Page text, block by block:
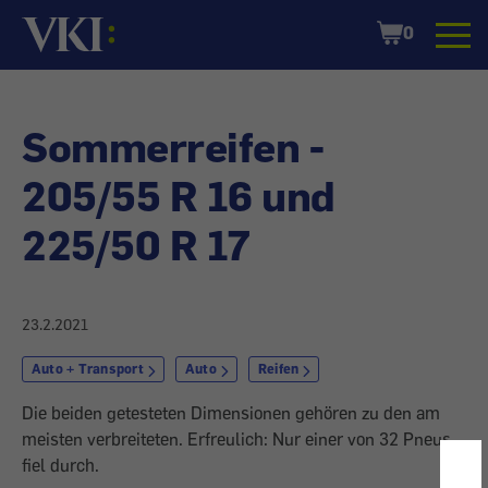
Startseite
Shopping
Cart
0
Sommerreifen -
205/55 R 16 und
225/50 R 17
23.2.2021
Auto + Transport Auto Reifen
Die beiden getesteten Dimensionen gehören zu den am
meisten verbreiteten. Erfreulich: Nur einer von 32 Pneus
fiel durch.